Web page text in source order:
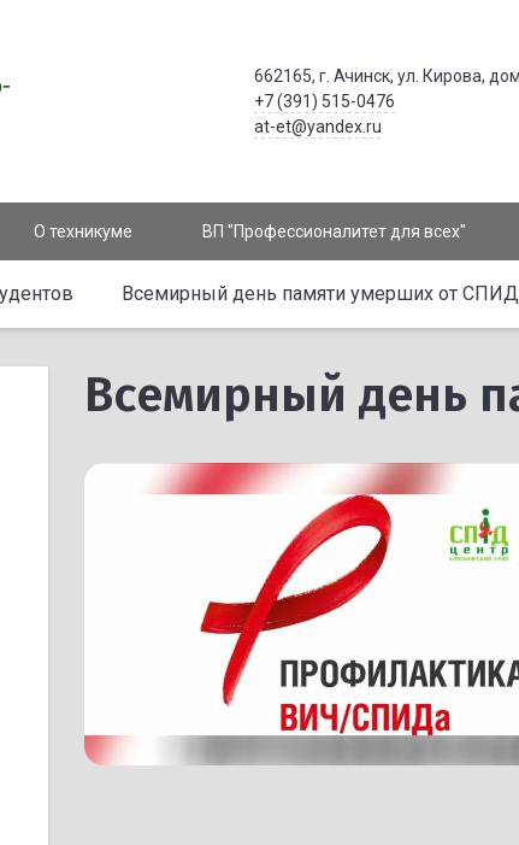
662165, г. Ачинск, ул. Кирова,
+7 (391) 515-0476
at-et@yandex.ru
О техникуме ВП "Профессионалитет для всех"
Всемирный день памяти умерших от СПИД
Всемирный день